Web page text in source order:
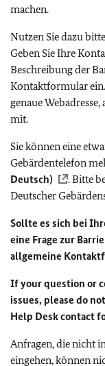
machen.
Nutzen Sie dazu
Geben Sie Ihre
Beschreibung der
Kontaktformular
genaue
mit.
Sie können eine
Gebärdentelefon
Deutsch)
. Bitte
Deutscher
Sollte es sich bei
eine Frage zur
allgemeine
If your question or
issues, please do
Help Desk contact
Anfragen, die nicht
eingehen, können